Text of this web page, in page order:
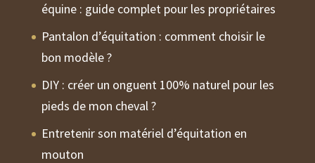
équine : guide complet pour les propriétaires
Pantalon d’équitation : comment choisir le
bon modèle ?
DIY : créer un onguent 100% naturel pour les
pieds de mon cheval ?
Entretenir son matériel d’équitation en
mouton